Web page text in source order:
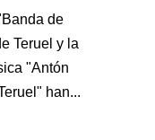
de
Teruel y la
"Antón
han...